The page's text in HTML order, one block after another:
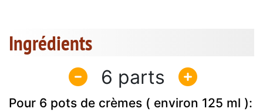
Ingrédients
6
Pour 6 pots de crèmes ( environ 125 ml ):